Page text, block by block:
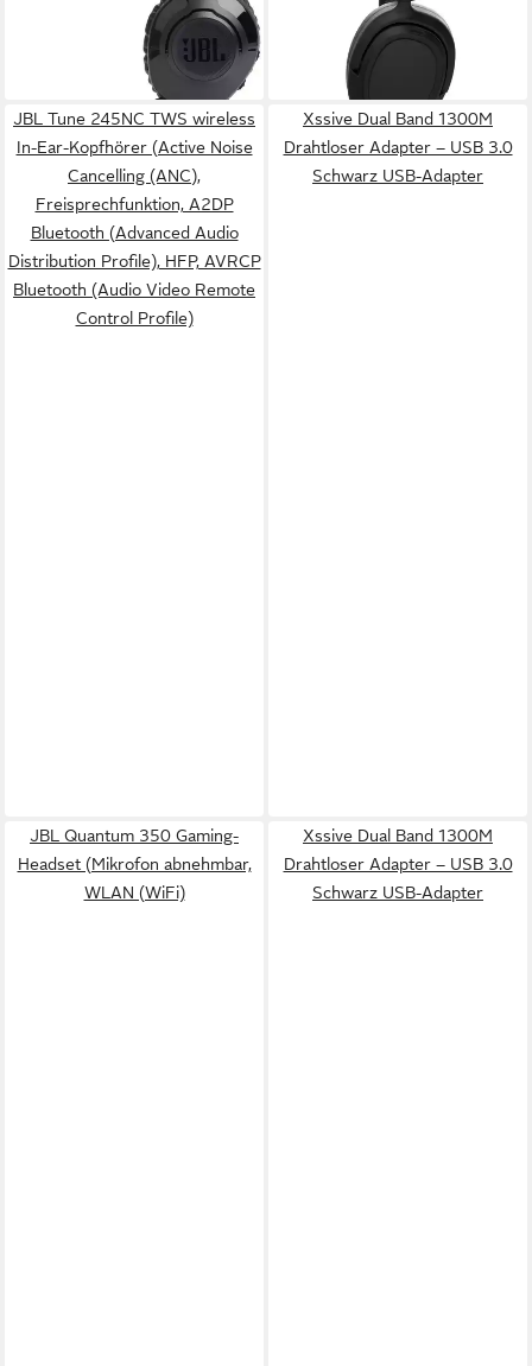
129,99 €
lieferbar - in 3-4 Werktagen bei dir
84,95 €
lieferbar - in 4-5 Werktagen bei dir
JBL Tune 245NC TWS wireless
In-Ear-Kopfhörer (Active Noise
Cancelling (ANC),
Freisprechfunktion, A2DP
Bluetooth (Advanced Audio
Distribution Profile), HFP, AVRCP
Bluetooth (Audio Video Remote
Control Profile)
Xssive Dual Band 1300M
Drahtloser Adapter – USB 3.0
Schwarz USB-Adapter
JBL Quantum 350 Gaming-
Headset (Mikrofon abnehmbar,
WLAN (WiFi)
Xssive Dual Band 1300M
Drahtloser Adapter – USB 3.0
Schwarz USB-Adapter